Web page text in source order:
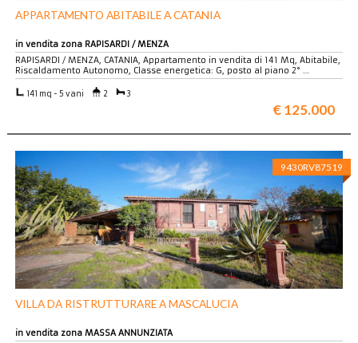
APPARTAMENTO ABITABILE A CATANIA
in vendita zona RAPISARDI / MENZA
RAPISARDI / MENZA, CATANIA, Appartamento in vendita di 141 Mq, Abitabile,
Riscaldamento Autonomo, Classe energetica: G, posto al piano 2° …
141 mq - 5 vani 2 3
€ 125.000
9430RV87519
VILLA DA RISTRUTTURARE A MASCALUCIA
in vendita zona MASSA ANNUNZIATA